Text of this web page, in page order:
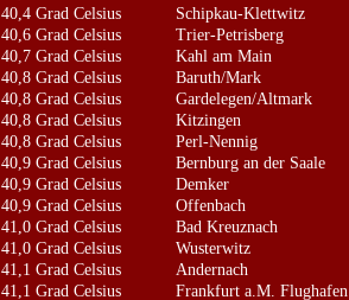
40,4 Grad Celsius Schipkau-Klettwitz
40,6 Grad Celsius Trier-Petrisberg
40,7 Grad Celsius Kahl am Main
40,8 Grad Celsius Baruth/Mark
40,8 Grad Celsius Gardelegen/Altmark
40,8 Grad Celsius Kitzingen
40,8 Grad Celsius Perl-Nennig
40,9 Grad Celsius Bernburg an der Saale
40,9 Grad Celsius Demker
40,9 Grad Celsius Offenbach
41,0 Grad Celsius Bad Kreuznach
41,0 Grad Celsius Wusterwitz
41,1 Grad Celsius Andernach
41,1 Grad Celsius Frankfurt a.M. Flughafen